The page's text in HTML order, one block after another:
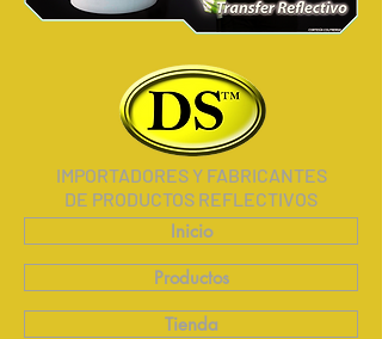
IMPORTADORES Y FABRICANTES
DE PRODUCTOS REFLECTIVOS
Inicio
Productos
Tienda